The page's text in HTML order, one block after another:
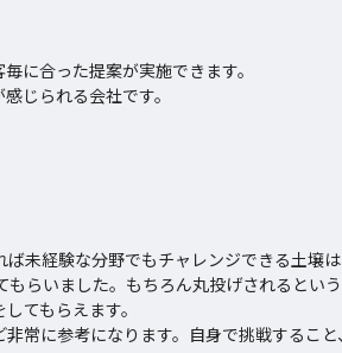
に合った提案が実施できます。
じられる会社です。
未経験な分野でもチャレンジできる土壌は
らいました。もちろん丸投げされるとい
てもらえます。
常に参考になります。自身で挑戦するこ